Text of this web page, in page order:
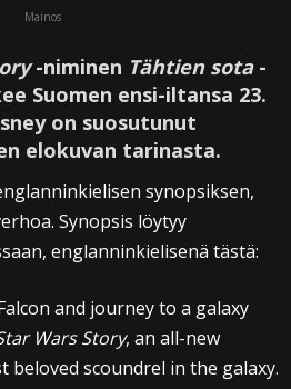
Mainos
-niminen Tähtien sota-
Suomen ensi-iltansa 23.
on suosutunut
elokuvan tarinasta.
synopsiksen,
Synopsis löytyy
englanninkielisenä tästä:
and journey to a galaxy
Wars Story, an all-new
beloved scoundrel in the galaxy.